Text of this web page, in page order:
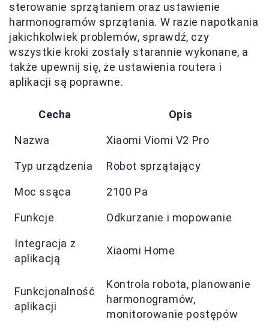
sterowanie sprzątaniem oraz ustawienie
harmonogramów sprzątania. W razie napotkania
jakichkolwiek problemów, sprawdź, czy
wszystkie kroki zostały starannie wykonane, a
także upewnij się, że ustawienia routera i
aplikacji są poprawne.
Cecha Opis
Nazwa Xiaomi Viomi V2 Pro
Typ urządzenia Robot sprzątający
Moc ssąca 2100 Pa
Funkcje Odkurzanie i mopowanie
Integracja z
aplikacją
Xiaomi Home
Funkcjonalność
aplikacji
Kontrola robota, planowanie
harmonogramów,
monitorowanie postępów